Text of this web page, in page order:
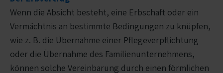
Wenn die Absicht besteht, eine Erbschaft oder ein
Vermächtnis an bestimmte Bedingungen zu knüpfen,
wie z. B. die Übernahme einer Pflegeverpflichtung
oder die Übernahme des Familienunternehmens,
können solche Vereinbarung durch einen förmlichen